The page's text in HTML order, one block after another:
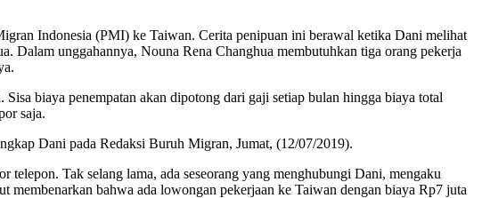
Indonesia (PMI) ke Taiwan. Cerita penipuan ini berawal ketika Dani melihat
Dalam unggahannya, Nouna Rena Changhua membutuhkan tiga orang pekerja
biaya penempatan akan dipotong dari gaji setiap bulan hingga biaya total
saja.
Dani pada Redaksi Buruh Migran, Jumat, (12/07/2019).
Tak selang lama, ada seseorang yang menghubungi Dani, mengaku
bahwa ada lowongan pekerjaan ke Taiwan dengan biaya Rp7 juta